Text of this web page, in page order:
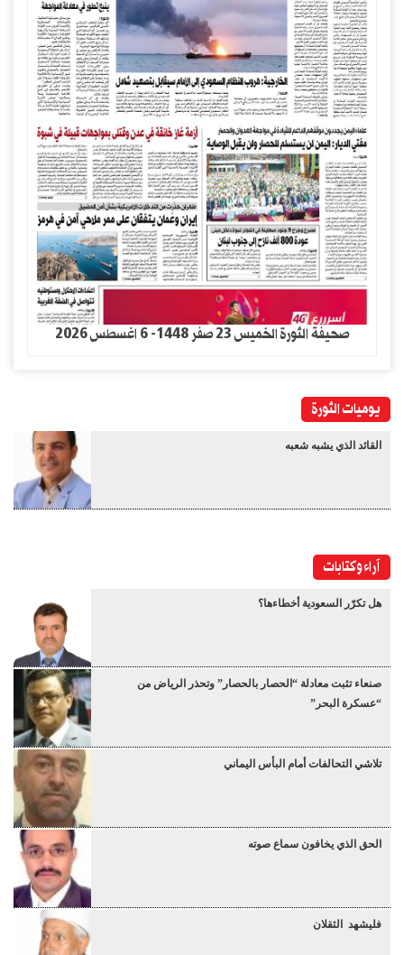
صحيفة الثورة الخميس 23 صفر 1448- 6 اغسطس 2026
يوميات الثورة
القائد الذي يشبه شعبه
آراء وكتابات
هل تكرّر السعودية أخطاءها؟
صنعاء تثبت معادلة “الحصار بالحصار” وتحذر الرياض من
“عسكرة البحر”
تلاشي التحالفات أمام البأس اليماني
الحق الذي يخافون سماع صوته
فليشهد الثقلان